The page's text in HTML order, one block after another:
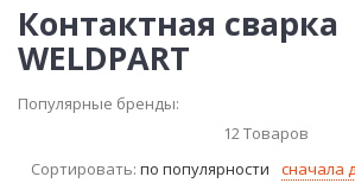
Контактная сварка
WELDPART
Популярные бренды:
12Товаров
Сортировать: по популярности
сначала